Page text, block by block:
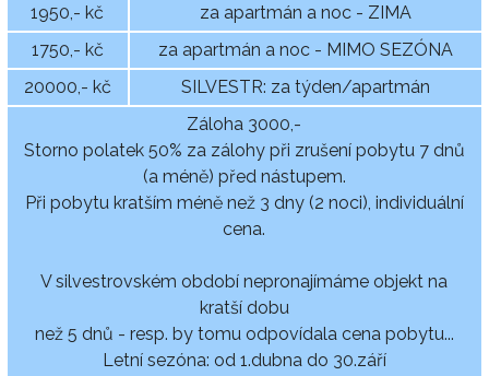
1950,- kč
za apartmán a noc - ZIMA
1750,- kč
za apartmán a noc - MIMO SEZÓNA
20000,- kč
SILVESTR: za týden/apartmán
Záloha 3000,-
Storno polatek 50% za zálohy při zrušení pobytu 7 dnů
(a méně) před nástupem.
Při pobytu kratším méně než 3 dny (2 noci), individuální
cena.
V silvestrovském období nepronajímáme objekt na
kratší dobu
než 5 dnů - resp. by tomu odpovídala cena pobytu...
Letní sezóna: od 1.dubna do 30.září